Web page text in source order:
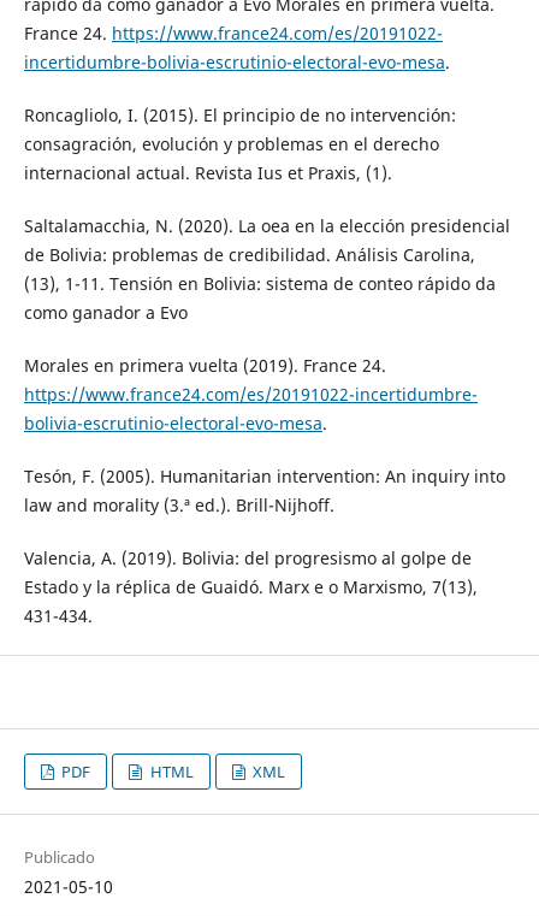
France 24. https://www.france24.com/es/20191022-
incertidumbre-bolivia-escrutinio-electoral-evo-mesa.
Roncagliolo, I. (2015). El principio de no intervención:
consagración, evolución y problemas en el derecho
internacional actual. Revista Ius et Praxis, (1).
Saltalamacchia, N. (2020). La oea en la elección presidencial
de Bolivia: problemas de credibilidad. Análisis Carolina,
(13), 1-11. Tensión en Bolivia: sistema de conteo rápido da
como ganador a Evo
Morales en primera vuelta (2019). France 24.
https://www.france24.com/es/20191022-incertidumbre-
bolivia-escrutinio-electoral-evo-mesa.
Tesón, F. (2005). Humanitarian intervention: An inquiry into
law and morality (3.ª ed.). Brill-Nijhoff.
Valencia, A. (2019). Bolivia: del progresismo al golpe de
Estado y la réplica de Guaidó. Marx e o Marxismo, 7(13),
431-434.
PDF HTML XML
Publicado
2021-05-10